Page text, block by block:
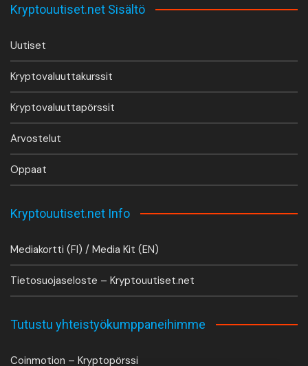
Kryptouutiset.net Sisältö
Uutiset
Kryptovaluuttakurssit
Kryptovaluuttapörssit
Arvostelut
Oppaat
Kryptouutiset.net Info
Mediakortti (FI) / Media Kit (EN)
Tietosuojaseloste – Kryptouutiset.net
Tutustu yhteistyökumppaneihimme
Coinmotion – Kryptopörssi